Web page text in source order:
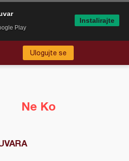
Ulogujte se
Ne Ko
Play
Instalirajte